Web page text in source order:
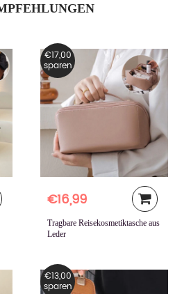
€17,00
sparen
€16,99
Tragbare Reisekosmetiktasche aus
Leder
€13,00
sparen